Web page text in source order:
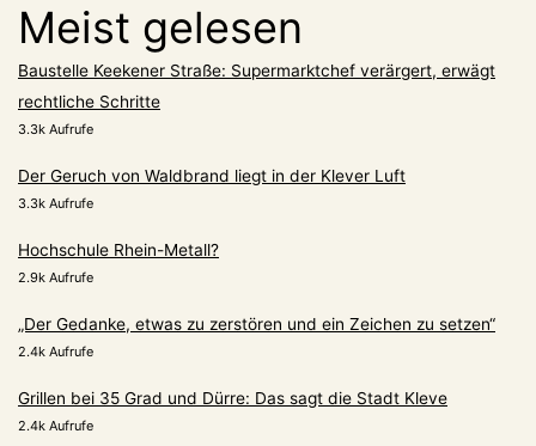
Meist gelesen
Baustelle Keekener Straße: Supermarktchef verärgert, erwägt
rechtliche Schritte
3.3k Aufrufe
Der Geruch von Waldbrand liegt in der Klever Luft
3.3k Aufrufe
Hochschule Rhein-Metall?
2.9k Aufrufe
„Der Gedanke, etwas zu zerstören und ein Zeichen zu setzen“
2.4k Aufrufe
Grillen bei 35 Grad und Dürre: Das sagt die Stadt Kleve
2.4k Aufrufe